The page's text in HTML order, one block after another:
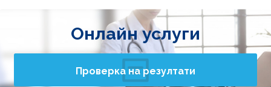
Онлайн услуги
Проверка на резултати